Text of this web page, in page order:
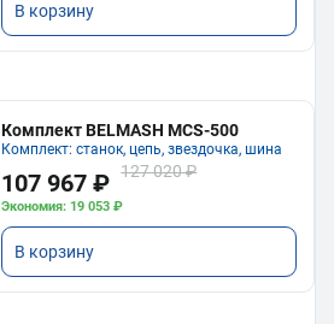
В корзину
Комплект BELMASH MCS-500
Комплект: станок, цепь, звездочка, шина
107 967 ₽ 127 020 ₽
Экономия: 19 053 ₽
В корзину